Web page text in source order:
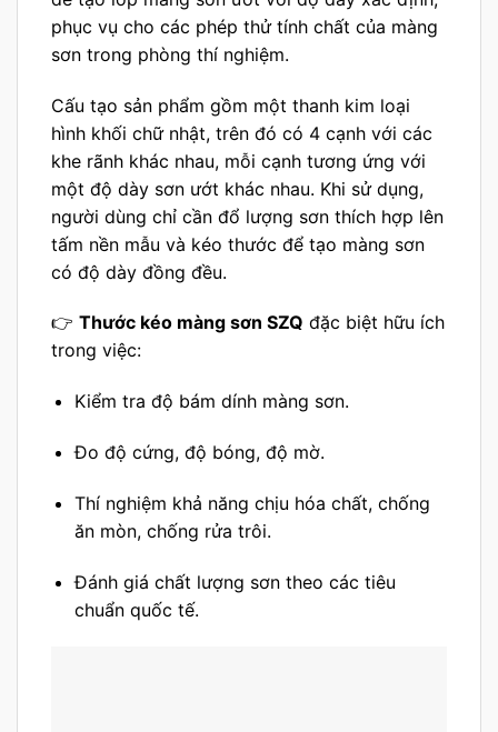
phục vụ cho các phép thử tính chất của màng
sơn trong phòng thí nghiệm.
Cấu tạo sản phẩm gồm một thanh kim loại
hình khối chữ nhật, trên đó có 4 cạnh với các
khe rãnh khác nhau, mỗi cạnh tương ứng với
một độ dày sơn ướt khác nhau. Khi sử dụng,
người dùng chỉ cần đổ lượng sơn thích hợp lên
tấm nền mẫu và kéo thước để tạo màng sơn
có độ dày đồng đều.
👉 Thước kéo màng sơn SZQ đặc biệt hữu ích
trong việc:
Kiểm tra độ bám dính màng sơn.
Đo độ cứng, độ bóng, độ mờ.
Thí nghiệm khả năng chịu hóa chất, chống
ăn mòn, chống rửa trôi.
Đánh giá chất lượng sơn theo các tiêu
chuẩn quốc tế.